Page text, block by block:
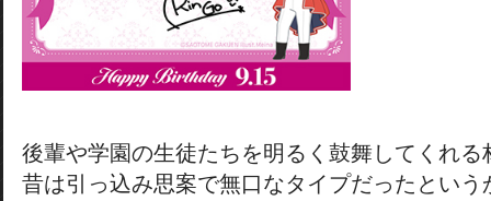
後輩や学園の生徒たちを明るく鼓舞してくれる
昔は引っ込み思案で無口なタイプだったという